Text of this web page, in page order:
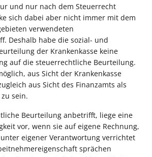
und nur nach dem Steuerrecht
sich dabei aber nicht immer mit dem
verwendeten
Deshalb habe die sozial- und
der Krankenkasse keine
auf die steuerrechtliche Beurteilung.
aus Sicht der Krankenkasse
aus Sicht des Finanzamts als
sein.
Beurteilung anbetrifft, liege eine
vor, wenn sie auf eigene Rechnung,
eigener Verantwortung verrichtet
sprächen